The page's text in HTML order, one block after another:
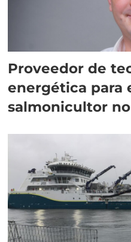
Proveedor de
energética para
salmonicultor